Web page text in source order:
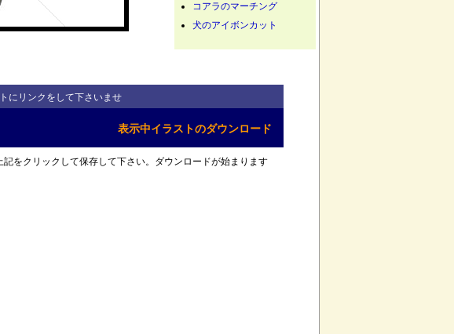
コアラのマーチング
犬のアイボンカット
にリンクをして下さいませ
表示中イラストのダウンロード
記をクリックして保存して下さい。ダウンロードが始まります